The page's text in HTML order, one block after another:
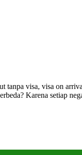
tanpa visa, visa on
Karena setiap